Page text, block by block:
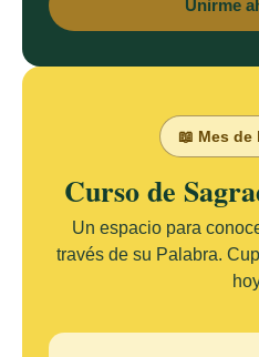
Unirme
📖 Mes de
Curso de
Un espacio para
través de su Palabra.